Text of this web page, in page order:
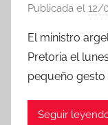
Publicada el 12/
El ministro
Pretoria el
pequeño
Seguir